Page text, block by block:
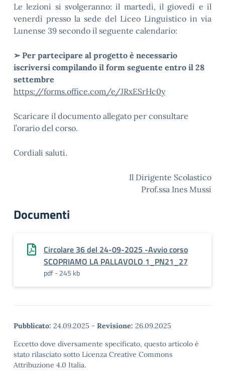
Le lezioni si svolgeranno: il martedì, il giovedì e il
venerdì presso la sede del Liceo Linguistico in via
Lunense 39 secondo il seguente calendario:
➢ Per partecipare al progetto è necessario
iscriversi compilando il form seguente entro il 28
settembre
https://forms.office.com/e/JRxESrHc0y
Scaricare il documento allegato per consultare
l’orario del corso.
Cordiali saluti.
Il Dirigente Scolastico
Prof.ssa Ines Mussi
Documenti
Circolare 36 del 24-09-2025 -Avvio corso
SCOPRIAMO LA PALLAVOLO 1_PN21_27
pdf - 245 kb
Pubblicato: 24.09.2025 - Revisione: 26.09.2025
Eccetto dove diversamente specificato, questo articolo è
stato rilasciato sotto Licenza Creative Commons
Attribuzione 4.0 Italia.